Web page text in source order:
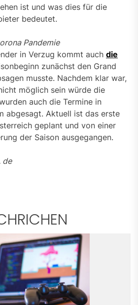
ist und was dies für die
bedeutet.
Pandemie
in Verzug kommt auch die
zunächst den Grand
musste. Nachdem klar war,
möglich sein würde die
auch die Termine in
abgesagt. Aktuell ist das erste
geplant und von einer
der Saison ausgegangen.
de